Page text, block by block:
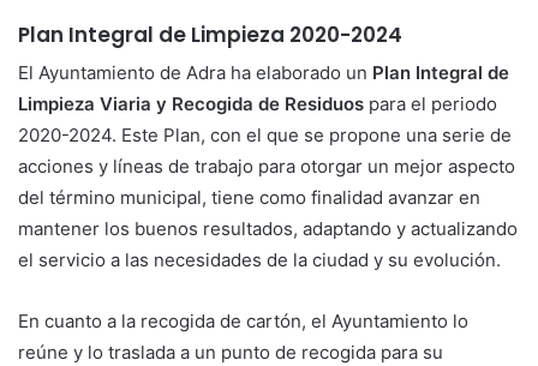
Plan Integral de Limpieza 2020-2024
El Ayuntamiento de Adra ha elaborado un Plan Integral de
Limpieza Viaria y Recogida de Residuos para el periodo
2020-2024. Este Plan, con el que se propone una serie de
acciones y líneas de trabajo para otorgar un mejor aspecto
del término municipal, tiene como finalidad avanzar en
mantener los buenos resultados, adaptando y actualizando
el servicio a las necesidades de la ciudad y su evolución.
En cuanto a la recogida de cartón, el Ayuntamiento lo
reúne y lo traslada a un punto de recogida para su